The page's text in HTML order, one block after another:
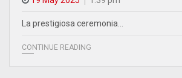
La prestigiosa ceremonia…
CONTINUE READING